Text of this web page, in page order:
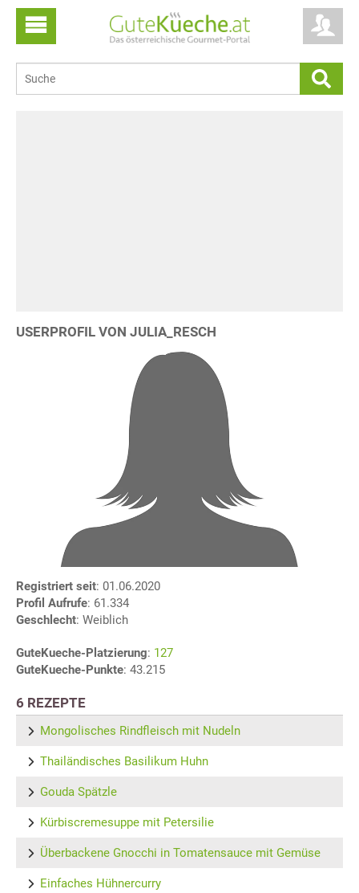
USERPROFIL VON JULIA_RESCH
Registriert seit: 01.06.2020
Profil Aufrufe: 61.334
Geschlecht: Weiblich
GuteKueche-Platzierung: 127
GuteKueche-Punkte: 43.215
6 REZEPTE
Mongolisches Rindfleisch mit Nudeln
Thailändisches Basilikum Huhn
Gouda Spätzle
Kürbiscremesuppe mit Petersilie
Überbackene Gnocchi in Tomatensauce mit Gemüse
Einfaches Hühnercurry